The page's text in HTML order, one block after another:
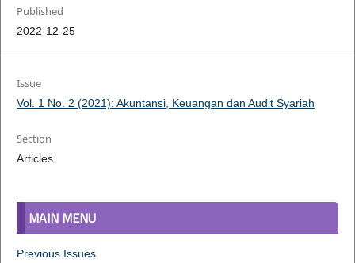
Published
2022-12-25
Issue
Vol. 1 No. 2 (2021): Akuntansi, Keuangan dan Audit Syariah
Section
Articles
MAIN MENU
Previous Issues